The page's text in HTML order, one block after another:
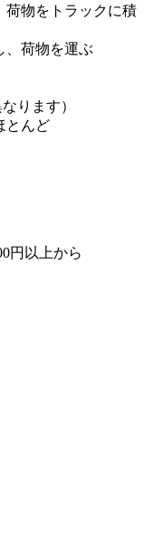
荷物をトラックに積
、荷物を運ぶ
ります）
とんど
円以上から